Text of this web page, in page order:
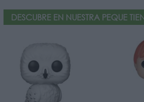
DESCUBRE EN NUESTRA PEQUE